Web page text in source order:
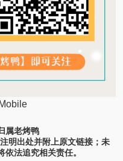
属老烤鸭
明出处并附上原文链接；未
法追究相关责任。